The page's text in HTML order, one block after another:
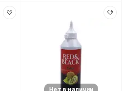
Нет в наличии